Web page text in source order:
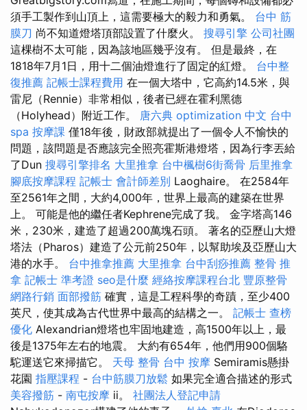
須手工製作到山頂上，這需要極大的毅力和勇氣。 台中 筋
膜刀 尚不知道燈塔頂部設置了什麼火。 搜尋引擎 公司社團
這棵樹不太可能，因為該地區幾乎沒有。 但是最終，在
1818年7月1日，用十二個油燈進行了固定的紅燈。 台中整
復推薦 記帳士課程費用 在一個大塔中，它高約14.5米，與
雷尼（Rennie）非常相似，後者已經在霍利黑德
（Holyhead）附近工作。 唐六典 optimization 中文 台中
spa 按摩課 僅18年後，財政部就提出了一個令人不愉快的
問題，該問題是否應該完全照亮霍斯港燈塔，因為行李丟給
了Dun 搜尋引擎排名 大里推拿 台中楓樹6街喬骨 后里推拿
腳底按摩課程 記帳士 會計師差別 Laoghaire。 在2584年
至2561年之間，大約4,000年，世界上最高的建築在世界
上。 可能是他的繼任者Kephrene完成了我。 金字塔高146
米，230米，建造了超過200萬塊石頭。 著名的亞歷山大燈
塔法（Pharos）建造了公元前250年，以幫助埃及亞歷山大
港的水手。 台中推拿推薦 大里推拿 台中刮痧推薦 整骨 推
拿 記帳士 準考證 seo是什麼 經絡按摩課程台北 豐原整骨
網路行銷 面部撥筋 確實，這是工程科學的奇蹟，至少400
英尺，使其成為古代世界中最高的結構之一。 記帳士 查榜
優化 Alexandrian燈塔也牢固地建造，高1500年以上，最
後是1375年左右的地震。 大約有654年，他們用900個駱
駝運送它來掃描它。 天母 整骨 台中 按摩 Semiramis懸掛
花園 指壓課程 - 台中筋膜刀放鬆 如果完全適合描述的形式
美容撥筋 - 南屯按摩 ii。 社團法人登記申請